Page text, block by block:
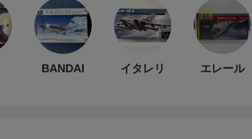
BANDAI イタレリ エレール